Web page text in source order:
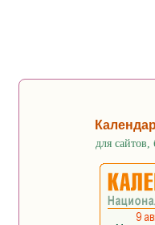
для сайтов,